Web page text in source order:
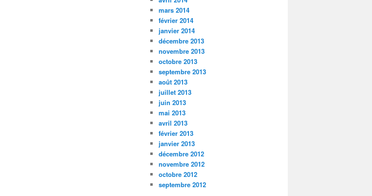
mars 2014
février 2014
janvier 2014
décembre 2013
novembre 2013
octobre 2013
septembre 2013
août 2013
juillet 2013
juin 2013
mai 2013
avril 2013
février 2013
janvier 2013
décembre 2012
novembre 2012
octobre 2012
septembre 2012